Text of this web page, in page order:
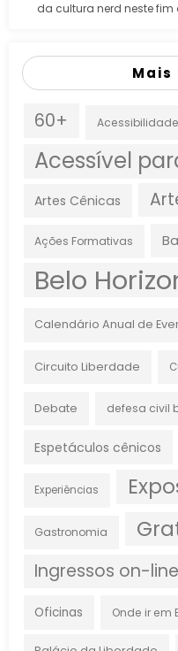
da cultura nerd neste fim
Mais
60+ Acessibilidade
Acessível
Artes Cênicas
Ações Formativas
Belo
Calendário Anual de
Circuito Liberdade
Debate defesa civil
Espetáculos cênicos
Experiências
Gastronomia
Ingressos on-line
Oficinas Onde ir em